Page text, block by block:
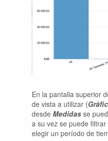
En la pantalla superior
de vista a utilizar (
desde Medidas se
a su vez se puede
elegir un período de